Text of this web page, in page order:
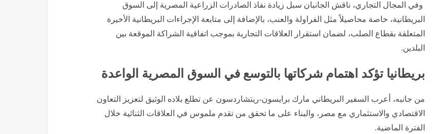
وفي المجال التجاري، ناقش الجانبان سبل زيادة نفاذ الصادرات الزراعية المصرية إلى السوق
البريطانية، خاصة محاصيلاً مثل الفراولة والعنب، بالإضافة إلى متابعة الإجراءات البريطانية الأخيرة
المتعلقة بقطاع الصلب، لضمان استقرار العلاقات التجارية بموجب اتفاقية الشراكة الموقعة بين
البلدين.
بريطانيا تؤكد اهتمام شركاتها بالتوسع في السوق المصرية الواعدة
من جانبه، أعرب السفير البريطاني مارك برايسون-ريتشاردسون عن تطلع بلاده الوثيق لتعزيز التعاون
الاقتصادي والاستثماري مع مصر، والبناء على ما تحقق من تقدم ملموس في العلاقات الثنائية خلال
الفترة الماضية.